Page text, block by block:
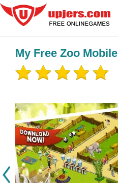
My Free Zoo Mobile